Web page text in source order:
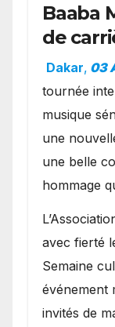
Baaba
de
royale.
Dakar, 03
tournée
musique
une
une belle
hommage
avec fierté
Semaine
événement
invités de